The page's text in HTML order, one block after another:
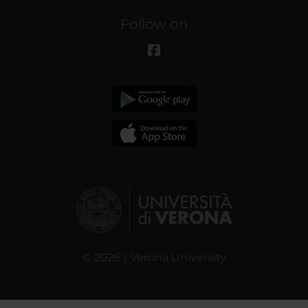
Follow on
© 2026 | Verona University